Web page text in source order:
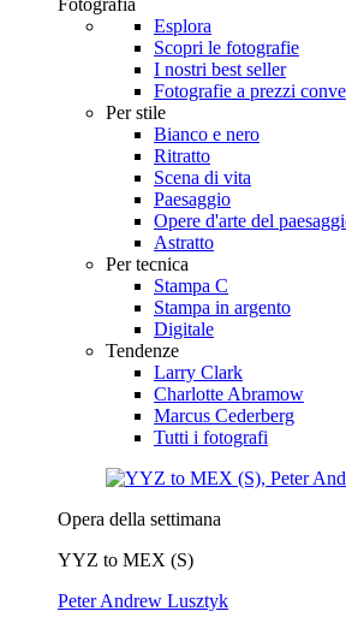
Esplora
Scopri le fotografie
I nostri best seller
Fotografie a prezzi
Per stile
Bianco e nero
Ritratto
Scena di vita
Paesaggio
Opere d'arte del
Astratto
Per tecnica
Stampa C
Stampa in argento
Digitale
Tendenze
Larry Clark
Charlotte Abramow
Marcus Cederberg
Tutti i fotografi
Opera della settimana
YYZ to MEX (S)
Peter Andrew Lusztyk